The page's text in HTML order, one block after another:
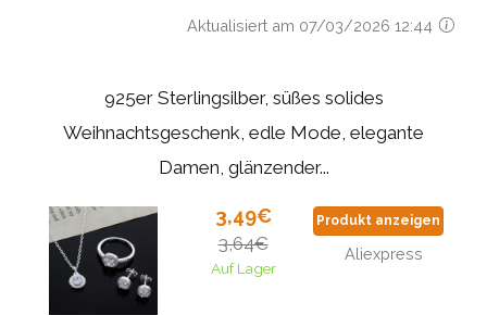
Aktualisiert am 07/03/2026 12:44
925er Sterlingsilber, süßes solides
Weihnachtsgeschenk, edle Mode, elegante
Damen, glänzender...
3,49€
3,64€
Auf Lager
Produkt anzeigen
Aliexpress